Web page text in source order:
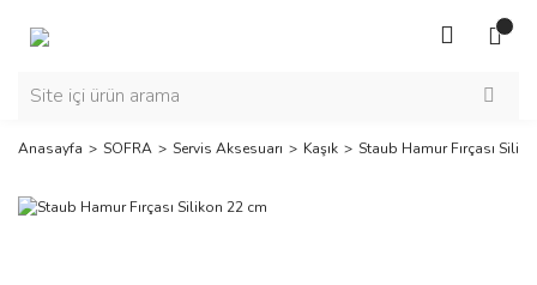
Anasayfa SOFRA Servis Aksesuarı Kaşık Staub Hamur Fırçası